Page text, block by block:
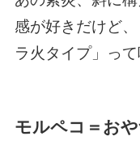
感が好きだけど
ラ火タイプ」っ
モルペコ＝お